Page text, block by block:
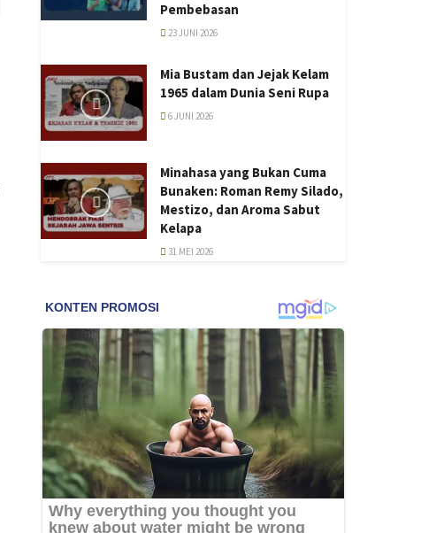
Pembebasan
23 JUNI 2026
Mia Bustam dan Jejak Kelam
1965 dalam Dunia Seni Rupa
6 JUNI 2026
Minahasa yang Bukan Cuma
Bunaken: Roman Remy Silado,
Mestizo, dan Aroma Sabut
Kelapa
31 MEI 2026